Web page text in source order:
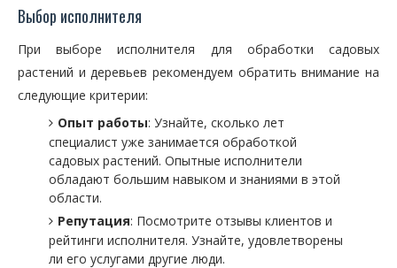
Выбор исполнителя
При выборе исполнителя для обработки садовых
растений и деревьев рекомендуем обратить внимание на
следующие критерии:
Опыт работы: Узнайте, сколько лет
специалист уже занимается обработкой
садовых растений. Опытные исполнители
обладают большим навыком и знаниями в этой
области.
Репутация: Посмотрите отзывы клиентов и
рейтинги исполнителя. Узнайте, удовлетворены
ли его услугами другие люди.